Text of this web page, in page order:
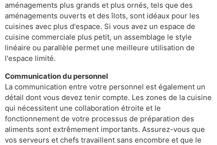
aménagements plus grands et plus ornés, tels que des
aménagements ouverts et des îlots, sont idéaux pour les
cuisines avec plus d'espace. Si vous avez un espace de
cuisine commerciale plus petit, un assemblage le style
linéaire ou parallèle permet une meilleure utilisation de
l'espace limité.
Communication du personnel
La communication entre votre personnel est également un
détail dont vous devez tenir compte. Les zones de la cuisine
qui nécessitent une collaboration étroite et le
fonctionnement de votre processus de préparation des
aliments sont extrêmement importants. Assurez-vous que
vos serveurs et chefs travaillent sans encombre et que le